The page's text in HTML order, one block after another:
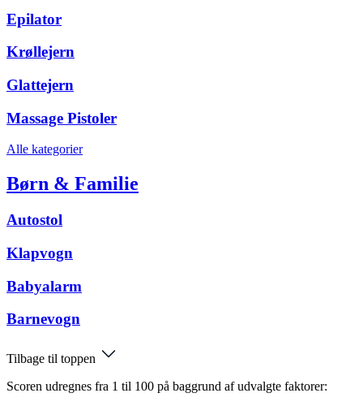
Epilator
Krøllejern
Glattejern
Massage Pistoler
Alle kategorier
Børn & Familie
Autostol
Klapvogn
Babyalarm
Barnevogn
Tilbage til toppen
Scoren udregnes fra 1 til 100 på baggrund af udvalgte faktorer: